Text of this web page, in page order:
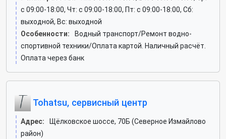
c 09:00-18:00, Чт: c 09:00-18:00, Пт: c 09:00-18:00, Сб:
выходной, Вс: выходной
Особенности:
Водный транспорт/Ремонт водно-
спортивной техники/Оплата картой. Наличный расчёт.
Оплата через банк
Tohatsu, сервисный центр
Адрес:
Щёлковское шоссе, 70Б (Северное Измайлово
район)